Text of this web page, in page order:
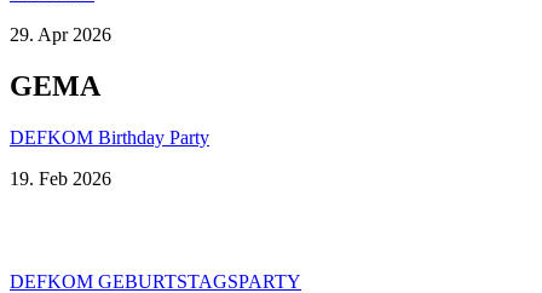
29. Apr 2026
GEMA
DEFKOM Birthday Party
19. Feb 2026
DEFKOM GEBURTSTAGSPARTY